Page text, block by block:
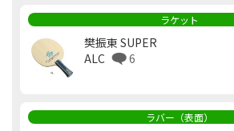
ラケット
樊振東 SUPER
ALC
6
ラバー（表面）